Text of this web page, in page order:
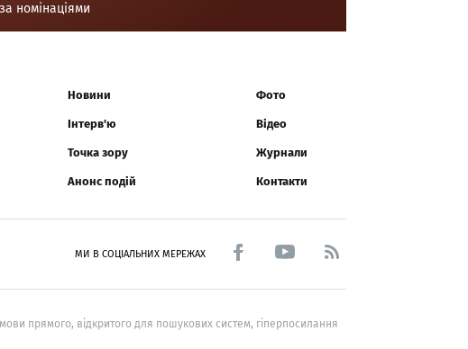
номінаціями
Новини
Інтерв'ю
Точка зору
Анонс подій
Фото
Відео
Журнали
Контакти
МИ В СОЦІАЛЬНИХ МЕРЕЖАХ
прямого, відкритого для пошукових систем, гіперпосилання